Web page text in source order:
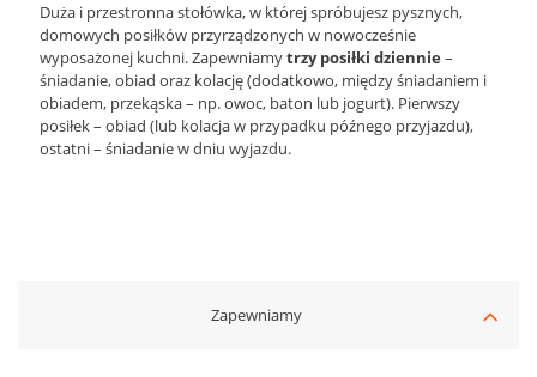
Duża i przestronna stołówka, w której spróbujesz pysznych,
domowych posiłków przyrządzonych w nowocześnie
wyposażonej kuchni. Zapewniamytrzy posiłki dziennie –
śniadanie, obiad oraz kolację (dodatkowo, między śniadaniem i
obiadem, przekąska – np. owoc, baton lub jogurt). Pierwszy
posiłek – obiad (lub kolacja w przypadku późnego przyjazdu),
ostatni – śniadanie w dniu wyjazdu.
Zapewniamy